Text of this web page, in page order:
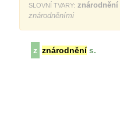
SLOVNÍ TVARY: znárodnění
znárodněními
z znárodněnís.